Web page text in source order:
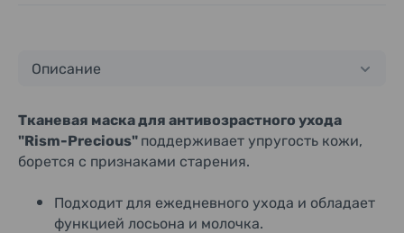
Описание
Тканевая маска для антивозрастного ухода
"Rism-Precious" поддерживает упругость кожи,
борется с признаками старения.
Подходит для ежедневного ухода и обладает
функцией лосьона и молочка.